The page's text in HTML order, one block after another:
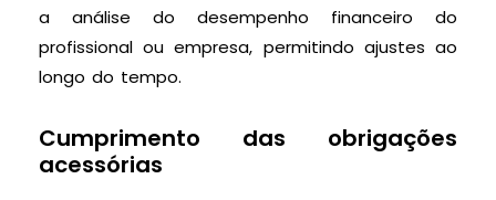
a análise do desempenho financeiro do
profissional ou empresa, permitindo ajustes ao
longo do tempo.
Cumprimento das obrigações
acessórias